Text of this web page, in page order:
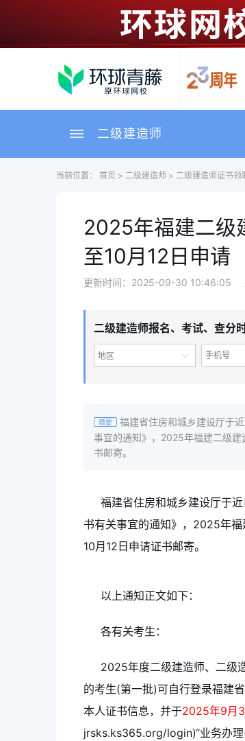
二级建造师
当前位置： 首页 > 二级建造师 > 二级建造师证书领
2025年福建二级
至10月12日申请
更新时间：2025-09-30 10:46:05
二级建造师报名、考试、查分
地区
摘要
福建省住房和城乡建设厅于
事宜的通知》，2025年福建二级
书邮寄。
福建省住房和城乡建设厅于
书有关事宜的通知》，2025年
10月12日申请证书邮寄。
以上通知正文如下：
各有关考生：
2025年度二级建造师、二级
的考生(第一批)可自行登录福建
本人证书信息，并于2025年9月
jrsks.ks365.org/login)“业务办